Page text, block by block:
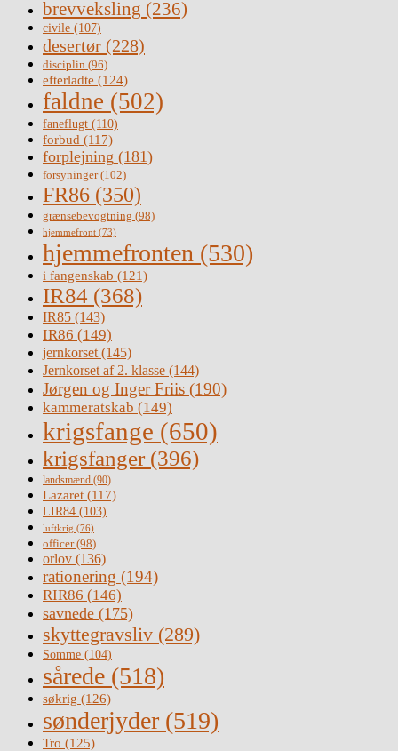
brevveksling (236)
civile (107)
desertør (228)
disciplin (96)
efterladte (124)
faldne (502)
faneflugt (110)
forbud (117)
forplejning (181)
forsyninger(102)
FR86 (350)
grænsebevogtning (98)
hjemmefront (73)
hjemmefronten (530)
i fangenskab (121)
IR84 (368)
IR85 (143)
IR86 (149)
jernkorset(145)
Jernkorset af 2. klasse (144)
Jørgen og Inger Friis (190)
kammeratskab (149)
krigsfange (650)
krigsfanger (396)
landsmænd (90)
Lazaret (117)
LIR84 (103)
luftkrig (76)
officer(98)
orlov (136)
rationering (194)
RIR86 (146)
savnede (175)
skyttegravsliv (289)
Somme (104)
sårede (518)
søkrig (126)
sønderjyder (519)
Tro (125)